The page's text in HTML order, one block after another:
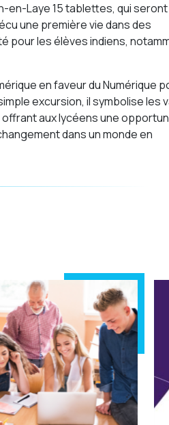
en-Laye 15 tablettes, qui seront
une première vie dans des
pour les élèves indiens,
en faveur du Numérique
excursion, il symbolise les
aux lycéens une
dans un monde en